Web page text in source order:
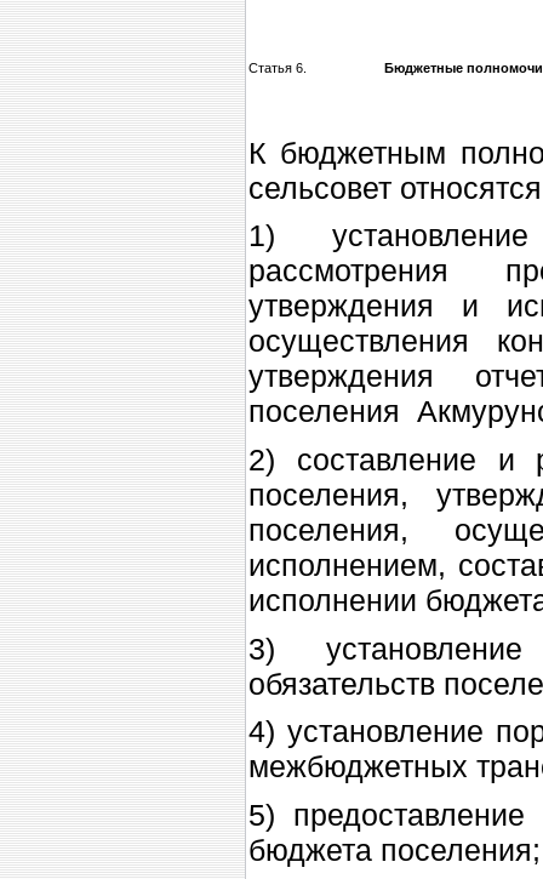
Статья 6. Бюджетные
К бюджетным
сельсовет
1)
рассмотрения
утверждения и
осуществления
утверждения
поселения
2) составление и
поселения,
поселения,
исполнением,
исполнении
3)
обязательств
4) установление
межбюджетных
5)
бюджета поселения;